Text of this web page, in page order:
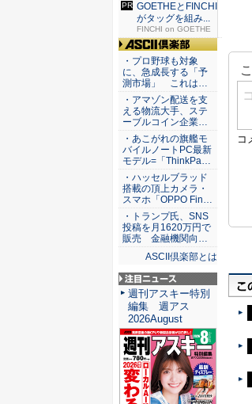
GOETHEとFINCHI
がタッグを組み...
FINCHI on GOETHE
ASCII倶楽部
・プロ野球も対象
に、急成長する「予
測市場」 これは…
・アマゾン配送を支
える物流大手、ステ
ーブルコイン企業…
・あこがれの旗艦モ
バイルノートPC最新
モデル=「ThinkPa…
・ハッセルブラッド
搭載の頂上カメラ・
スマホ「OPPO Fin…
・トランプ氏、SNS
投稿を月1620万円で
販売 金融機関向…
ASCII倶楽部とは
注目ニュース
週刊アスキー特別
編集 週アス
2026August